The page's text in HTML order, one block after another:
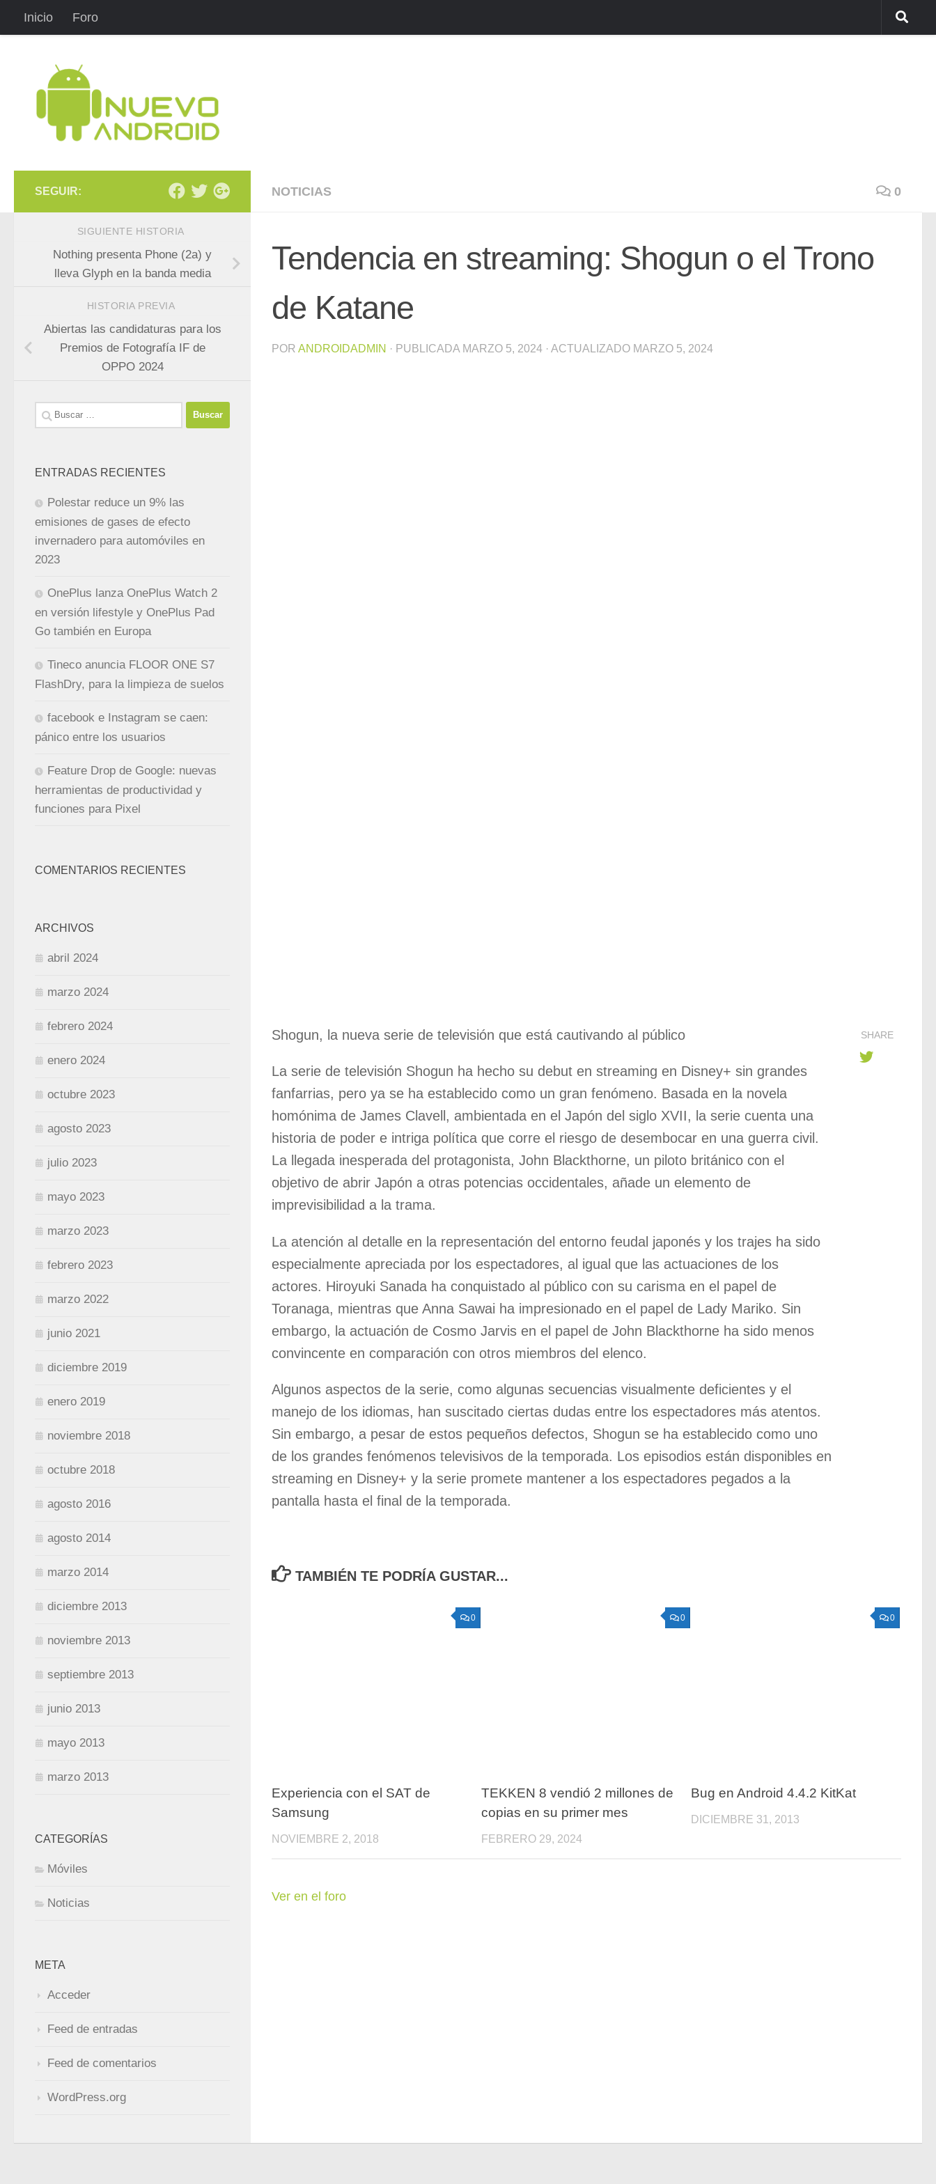
Saltar al contenido
Inicio Foro
NOTICIAS 0
Tendencia en streaming: Shogun o el Trono
de Katane
POR ANDROIDADMIN · PUBLICADA MARZO 5, 2024 · ACTUALIZADO MARZO 5, 2024
Shogun, la nueva serie de televisión que está cautivando al público
La serie de televisión Shogun ha hecho su debut en streaming en Disney+ sin grandes
fanfarrias, pero ya se ha establecido como un gran fenómeno. Basada en la novela
homónima de James Clavell, ambientada en el Japón del siglo XVII, la serie cuenta una
historia de poder e intriga política que corre el riesgo de desembocar en una guerra civil.
La llegada inesperada del protagonista, John Blackthorne, un piloto británico con el
objetivo de abrir Japón a otras potencias occidentales, añade un elemento de
imprevisibilidad a la trama.
La atención al detalle en la representación del entorno feudal japonés y los trajes ha sido
especialmente apreciada por los espectadores, al igual que las actuaciones de los
actores. Hiroyuki Sanada ha conquistado al público con su carisma en el papel de
Toranaga, mientras que Anna Sawai ha impresionado en el papel de Lady Mariko. Sin
embargo, la actuación de Cosmo Jarvis en el papel de John Blackthorne ha sido menos
convincente en comparación con otros miembros del elenco.
Algunos aspectos de la serie, como algunas secuencias visualmente deficientes y el
manejo de los idiomas, han suscitado ciertas dudas entre los espectadores más atentos.
Sin embargo, a pesar de estos pequeños defectos, Shogun se ha establecido como uno
de los grandes fenómenos televisivos de la temporada. Los episodios están disponibles en
streaming en Disney+ y la serie promete mantener a los espectadores pegados a la
pantalla hasta el final de la temporada.
SHARE
TAMBIÉN TE PODRÍA GUSTAR...
0
Experiencia con el SAT de
Samsung
NOVIEMBRE 2, 2018
0
TEKKEN 8 vendió 2 millones de
copias en su primer mes
FEBRERO 29, 2024
0
Bug en Android 4.4.2 KitKat
DICIEMBRE 31, 2013
Ver en el foro
SEGUIR:
SIGUIENTE HISTORIA
Nothing presenta Phone (2a) y
lleva Glyph en la banda media
HISTORIA PREVIA
Abiertas las candidaturas para los
Premios de Fotografía IF de
OPPO 2024
Buscar:
ENTRADAS RECIENTES
Polestar reduce un 9% las
emisiones de gases de efecto
invernadero para automóviles en
2023
OnePlus lanza OnePlus Watch 2
en versión lifestyle y OnePlus Pad
Go también en Europa
Tineco anuncia FLOOR ONE S7
FlashDry, para la limpieza de suelos
facebook e Instagram se caen:
pánico entre los usuarios
Feature Drop de Google: nuevas
herramientas de productividad y
funciones para Pixel
COMENTARIOS RECIENTES
ARCHIVOS
abril 2024
marzo 2024
febrero 2024
enero 2024
octubre 2023
agosto 2023
julio 2023
mayo 2023
marzo 2023
febrero 2023
marzo 2022
junio 2021
diciembre 2019
enero 2019
noviembre 2018
octubre 2018
agosto 2016
agosto 2014
marzo 2014
diciembre 2013
noviembre 2013
septiembre 2013
junio 2013
mayo 2013
marzo 2013
CATEGORÍAS
Móviles
Noticias
META
Acceder
Feed de entradas
Feed de comentarios
WordPress.org